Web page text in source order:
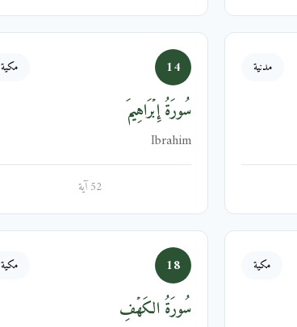
مدنية 14 مكية
سُورَةُ إِبۡرَاهِيمَ
Ibrahim
52 آية
مكية 18 مكية
سُورَةُ الكَهۡفِ